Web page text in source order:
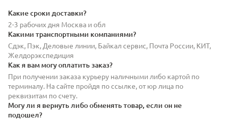
Какие сроки доставки?
2-3 рабочих дня Москва и обл
Какими транспортными компаниями?
Сдэк, Пэк, Деловые линии, Байкал сервис, Почта России, КИТ,
Желдорэкспедиция
Как я вам могу оплатить заказ?
При получении заказа курьеру наличными либо картой по
терминалу. На сайте пройдя по ссылке, от юр лица по
реквизитам по счету.
Могу ли я вернуть либо обменять товар, если он не
подошел?